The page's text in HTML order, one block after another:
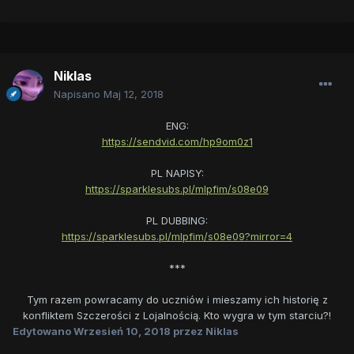
Niklas
Napisano Maj 12, 2018
ENG:
https://sendvid.com/hp9om0z1
PL NAPISY:
https://sparklesubs.pl/mlpfim/s08e09
PL DUBBING:
https://sparklesubs.pl/mlpfim/s08e09?mirror=4
***
Tym razem powracamy do uczniów i mieszamy ich historię z
konfliktem Szczerości z Lojalnością. Kto wygra w tym starciu?!
EdytowanoWrzesień 10, 2018 przez Niklas